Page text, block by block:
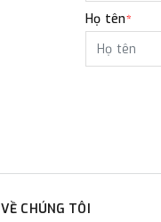
Họ tên*
VỀ CHÚNG TÔI